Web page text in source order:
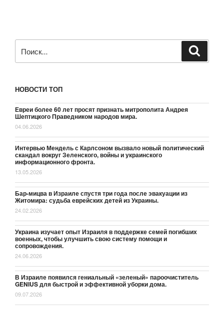
НОВОСТИ ТОП
Евреи более 60 лет просят признать митрополита Андрея
Шептицкого Праведником народов мира.
04.06.2026
Интервью Мендель с Карлсоном вызвало новый политический
скандал вокруг Зеленского, войны и украинского
информационного фронта.
13.05.2026
Бар-мицва в Израиле спустя три года после эвакуации из
Житомира: судьба еврейских детей из Украины.
24.02.2026
Украина изучает опыт Израиля в поддержке семей погибших
военных, чтобы улучшить свою систему помощи и
сопровождения.
24.06.2026
В Израиле появился гениальный «зеленый» пароочиститель
GENIUS для быстрой и эффективной уборки дома.
09.07.2026